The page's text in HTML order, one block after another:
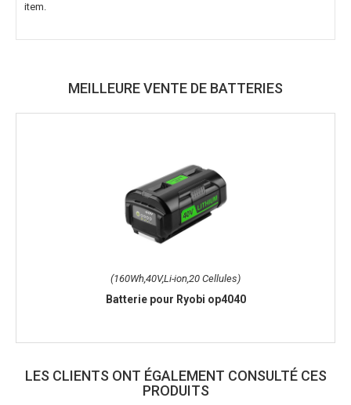
item.
MEILLEURE VENTE DE BATTERIES
(160Wh,40V,Li-ion,20 Cellules)
Batterie pour Ryobi op4040
LES CLIENTS ONT ÉGALEMENT CONSULTÉ CES
PRODUITS